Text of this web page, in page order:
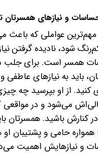
مهم‌ترین عواملی که
شود، نادیده گرفتن
همسر است. برای جلب
باید به نیازهای عاطفی
کنید. از او بپرسید چه
می‌شود و در مواقعی
کنارش باشید. همسرتان
حامی و پشتیبان
و نیازهایش اهمیت